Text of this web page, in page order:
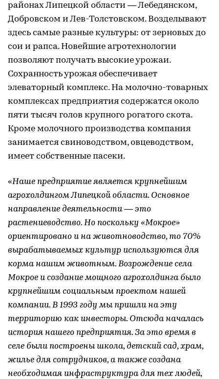
районах Липецкой области — Лебедянском,
Добровском и Лев-Толстовском. Возделывают
здесь самые разные культуры: от зерновых до
сои и рапса. Новейшие агротехнологии
позволяют получать высокие урожаи.
Сохранность урожая обеспечивает
элеваторный комплекс. На молочно-товарных
комплексах предприятия содержатся около
пяти тысяч голов крупного рогатого скота.
Кроме молочного производства компания
занимается свиноводством, овцеводством,
имеет собственные пасеки.
«Наше предприятие является крупнейшим
агрохолдингом Липецкой области. Основное
направление деятельности — это
растениеводство. Но поскольку «Мокрое»
ориентировано и на животноводство, то 70%
вырабатываемых культур используются для
корма нашим животным. Возрождение села
Мокрое и создание мощного агрохолдинга было
крупнейшим социальным проектом нашей
компании. В 1993 году мы пришли на эту
территорию как инвесторы. Отсюда началась
история нашего предприятия. За это время в
селе были построены школа, детский сад, храм,
жилье для сотрудников, а также создана
необходимая инфраструктура для тех людей,